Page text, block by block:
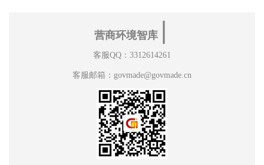
营商环境智库
客服QQ：3312614261
客服邮箱：govmade@govmade.cn